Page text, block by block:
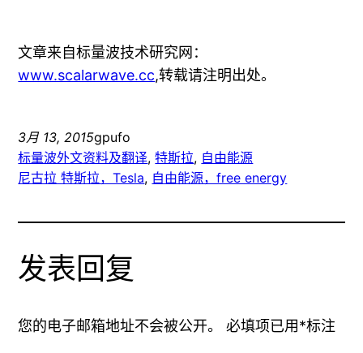
文章来自标量波技术研究网：
www.scalarwave.cc,转载请注明出处。
3月 13, 2015gpufo
标量波外文资料及翻译, 特斯拉, 自由能源
尼古拉 特斯拉，Tesla, 自由能源，free energy
发表回复
您的电子邮箱地址不会被公开。 必填项已用*标注